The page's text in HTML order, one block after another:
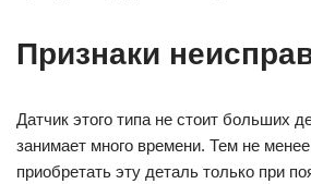
Признаки
Датчик этого типа не стоит больших
занимает много времени. Тем не
приобретать эту деталь только при